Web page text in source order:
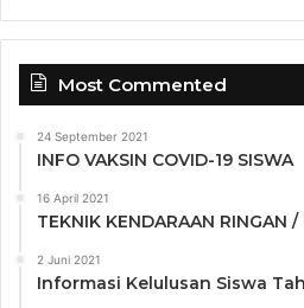
Most Commented
24 September 2021
INFO VAKSIN COVID-19 SISWA
16 April 2021
TEKNIK KENDARAAN RINGAN
2 Juni 2021
Informasi Kelulusan Siswa